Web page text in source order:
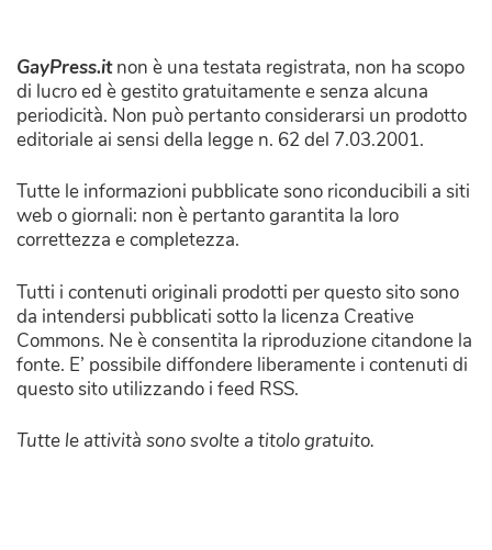
GayPress.itnon è una testata registrata, non ha scopo
di lucro ed è gestito gratuitamente e senza alcuna
periodicità. Non può pertanto considerarsi un prodotto
editoriale ai sensi della legge n. 62 del 7.03.2001.
Tutte le informazioni pubblicate sono riconducibili a siti
web o giornali: non è pertanto garantita la loro
correttezza e completezza.
Tutti i contenuti originali prodotti per questo sito sono
da intendersi pubblicati sotto la licenza Creative
Commons. Ne è consentita la riproduzione citandone la
fonte. E’ possibile diffondere liberamente i contenuti di
questo sito utilizzando i feed RSS.
Tutte le attività sono svolte a titolo gratuito.